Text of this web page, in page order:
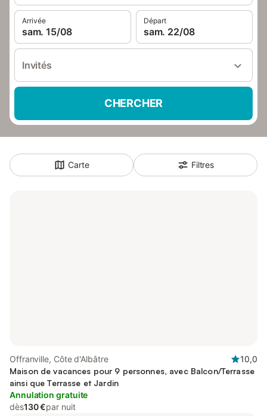
Arrivée
sam. 15/08
Départ
sam. 22/08
Invités
CHERCHER
Carte Filtres
Offranville, Côte d'Albâtre
10,0
Maison de vacances pour 9 personnes, avec Balcon/Terrasse
ainsi que Terrasse et Jardin
Annulation gratuite
dès130 €par nuit